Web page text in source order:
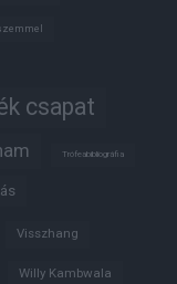
csapat
Trófeabibliográfia
Visszhang
Willy Kambwala